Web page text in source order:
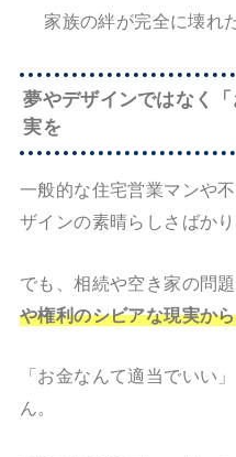
家族の絆が完全に壊れ
夢やデザインではなく
実を
一般的な住宅営業マンや
ザインの素晴らしさばかり
でも、相続や空き家の問
や権利のシビアな現実か
「お金なんて適当でいい
ん。